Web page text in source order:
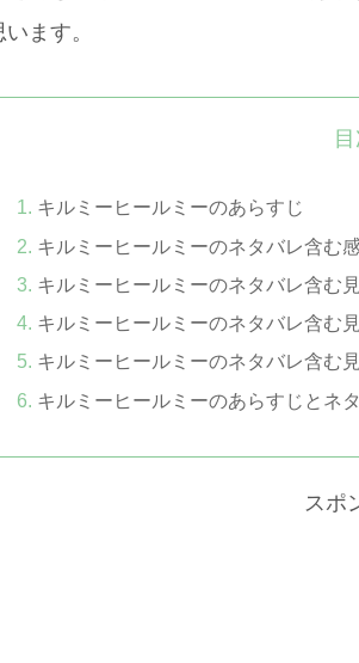
ます。
キルミーヒールミーのあらすじ
キルミーヒールミーのネタバレ含む
キルミーヒールミーのネタバレ含む
キルミーヒールミーのネタバレ含む
キルミーヒールミーのネタバレ含む
キルミーヒールミーのあらすじとネ
スポ